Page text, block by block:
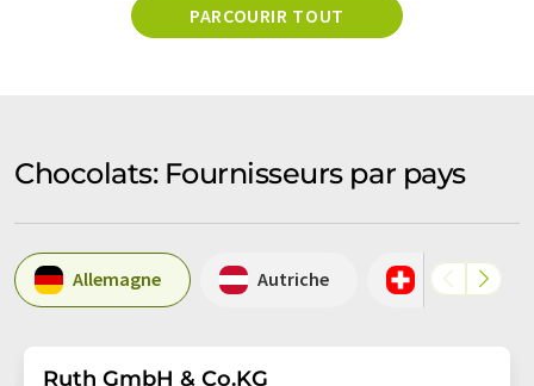
PARCOURIR TOUT
Chocolats: Fournisseurs par pays
Allemagne Autriche Suisse
Ruth GmbH & Co.KG